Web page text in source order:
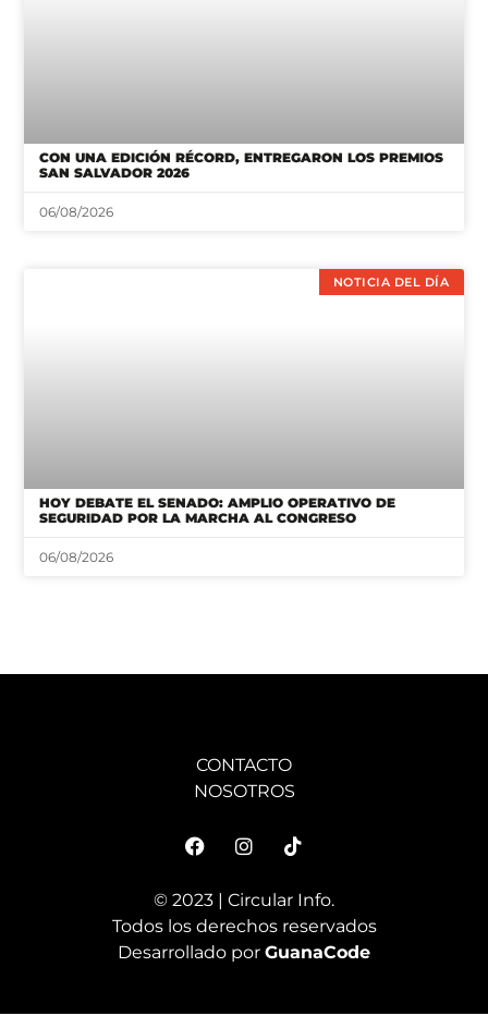
CON UNA EDICIÓN RÉCORD, ENTREGARON LOS PREMIOS
SAN SALVADOR 2026
06/08/2026
NOTICIA DEL DÍA
HOY DEBATE EL SENADO: AMPLIO OPERATIVO DE
SEGURIDAD POR LA MARCHA AL CONGRESO
06/08/2026
CONTACTO
NOSOTROS
© 2023 | Circular Info.
Todos los derechos reservados
Desarrollado por GuanaCode